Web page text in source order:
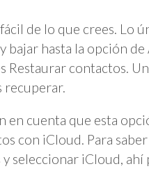
fácil de lo que crees. Lo
bajar hasta la opción de
Restaurar contactos.
recuperar.
en cuenta que esta
con iCloud. Para
seleccionar iCloud, ahí